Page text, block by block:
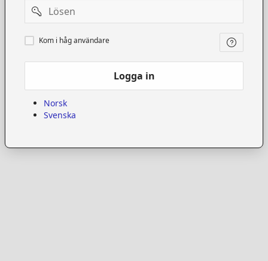
Password
Kom
i
Kom i håg användare
Logga in
Norsk
Svenska